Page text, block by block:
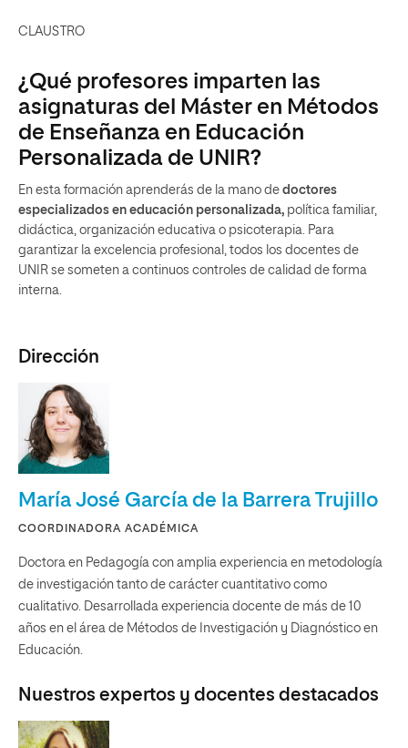
CLAUSTRO
¿Qué profesores imparten las
asignaturas del Máster en Métodos
de Enseñanza en Educación
Personalizada de UNIR?
En esta formación aprenderás de la mano de doctores
especializados en educación personalizada, política familiar,
didáctica, organización educativa o psicoterapia. Para
garantizar la excelencia profesional, todos los docentes de
UNIR se someten a continuos controles de calidad de forma
interna.
Dirección
María José García de la Barrera Trujillo
COORDINADORA ACADÉMICA
Doctora en Pedagogía con amplia experiencia en metodología
de investigación tanto de carácter cuantitativo como
cualitativo. Desarrollada experiencia docente de más de 10
años en el área de Métodos de Investigación y Diagnóstico en
Educación.
Nuestros expertos y docentes destacados